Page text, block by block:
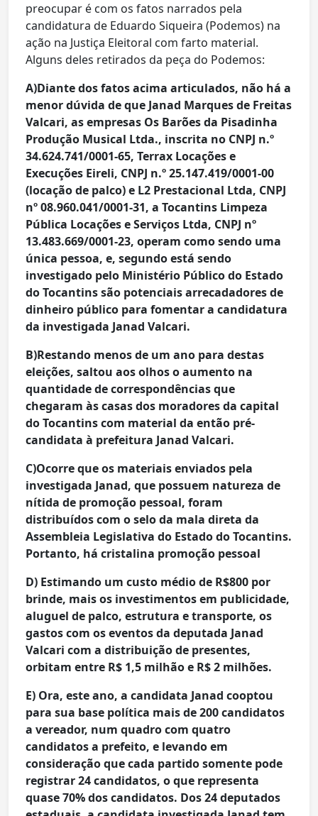
preocupar é com os fatos narrados pela
candidatura de Eduardo Siqueira (Podemos) na
ação na Justiça Eleitoral com farto material.
Alguns deles retirados da peça do Podemos:
A)Diante dos fatos acima articulados, não há a
menor dúvida de que Janad Marques de Freitas
Valcari, as empresas Os Barões da Pisadinha
Produção Musical Ltda., inscrita no CNPJ n.º
34.624.741/0001-65, Terrax Locações e
Execuções Eireli, CNPJ n.º 25.147.419/0001-00
(locação de palco) e L2 Prestacional Ltda, CNPJ
nº 08.960.041/0001-31, a Tocantins Limpeza
Pública Locações e Serviços Ltda, CNPJ nº
13.483.669/0001-23, operam como sendo uma
única pessoa, e, segundo está sendo
investigado pelo Ministério Público do Estado
do Tocantins são potenciais arrecadadores de
dinheiro público para fomentar a candidatura
da investigada Janad Valcari.
B)Restando menos de um ano para destas
eleições, saltou aos olhos o aumento na
quantidade de correspondências que
chegaram às casas dos moradores da capital
do Tocantins com material da então pré-
candidata à prefeitura Janad Valcari.
C)Ocorre que os materiais enviados pela
investigada Janad, que possuem natureza de
nítida de promoção pessoal, foram
distribuídos com o selo da mala direta da
Assembleia Legislativa do Estado do Tocantins.
Portanto, há cristalina promoção pessoal
D) Estimando um custo médio de R$800 por
brinde, mais os investimentos em publicidade,
aluguel de palco, estrutura e transporte, os
gastos com os eventos da deputada Janad
Valcari com a distribuição de presentes,
orbitam entre R$ 1,5 milhão e R$ 2 milhões.
E) Ora, este ano, a candidata Janad cooptou
para sua base política mais de 200 candidatos
a vereador, num quadro com quatro
candidatos a prefeito, e levando em
consideração que cada partido somente pode
registrar 24 candidatos, o que representa
quase 70% dos candidatos. Dos 24 deputados